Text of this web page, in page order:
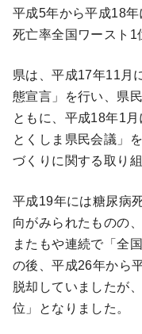
平成5年から平成18
死亡率全国ワースト1
県は、平成17年11月
態宣言」を行い、県
ともに、平成18年1
とくしま県民会議」
づくりに関する取り
平成19年には糖尿病
向がみられたものの
またもや連続で「全
の後、平成26年から
脱却していましたが
位」となりました。